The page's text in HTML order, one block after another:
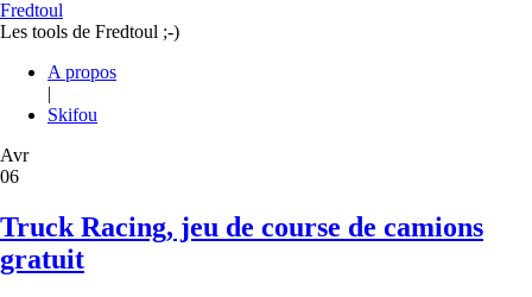
Fredtoul
Les tools de Fredtoul ;-)
A propos
|
Skifou
Avr
06
Truck Racing, jeu de course de camions
gratuit